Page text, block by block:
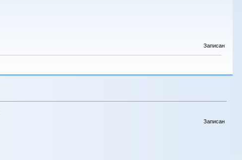
Записан
Записан